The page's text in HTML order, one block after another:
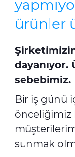
ürünler
dayanıyor.
sebebimiz.
Bir iş günü
önceliğimiz
sunmak